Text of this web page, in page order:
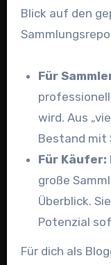
Blick auf den
Für
wird. Aus
Bestand mit
Für Käufer:
große
Überblick.
Potenzial
Für dich als